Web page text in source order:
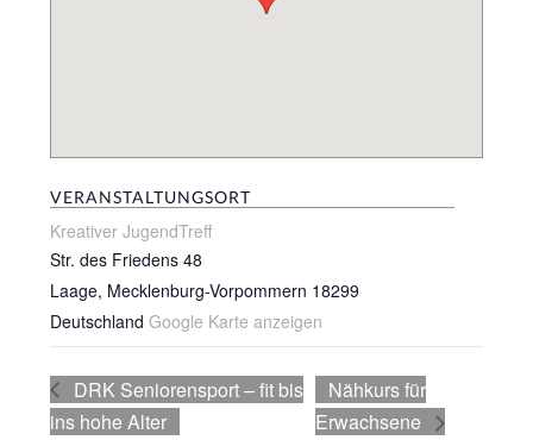
VERANSTALTUNGSORT
Kreativer JugendTreff
Str. des Friedens 48
Laage, Mecklenburg-Vorpommern 18299
Deutschland Google Karte anzeigen
DRK Seniorensport – fit bis
ins hohe Alter
Nähkurs für
Erwachsene